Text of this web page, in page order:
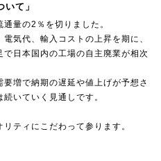
いて」
量の2％を切りました。
気代、輸入コストの上昇を期に、
日本国内の工場の自主廃業が相次
増で納期の遅延や値上げが予想さ
いていく見通しです。
ティにこだわって参ります。